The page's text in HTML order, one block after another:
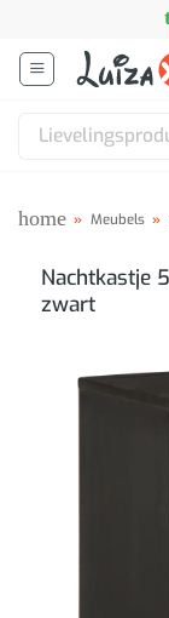
inhoud
Zoeken
home » Meubels »
Nachtkastje
zwart